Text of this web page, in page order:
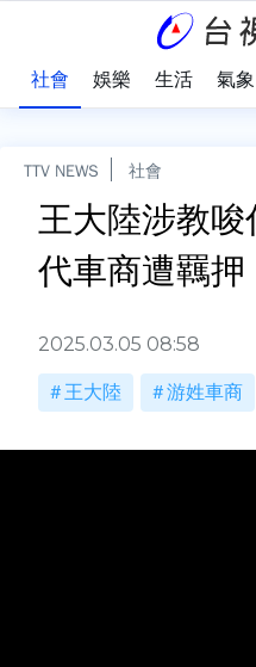
社會 娛樂 生活 氣象
TTV NEWS 社會
王大陸涉教
代車商遭羈押
2025.03.05 08:58
王大陸 游姓車商